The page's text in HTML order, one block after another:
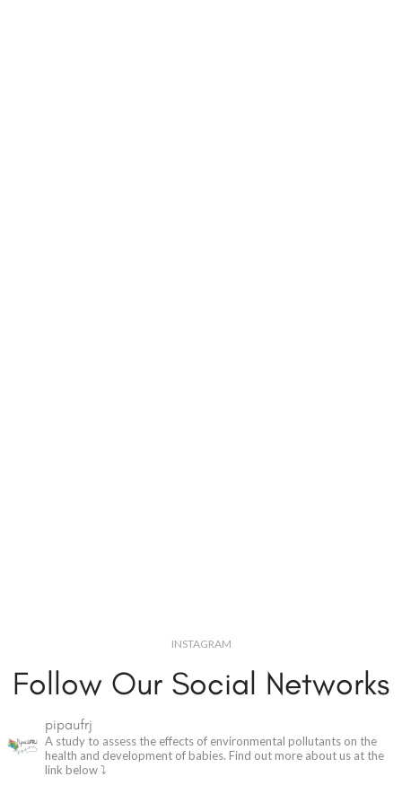
INSTAGRAM
Follow Our Social Networks
pipaufrj
A study to assess the effects of environmental pollutants on the
health and development of babies. Find out more about us at the
link below ⤵️